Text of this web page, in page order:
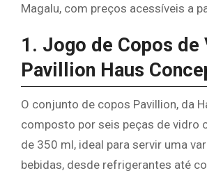
Magalu, com preços acessíveis a
1. Jogo de Copos de
Pavillion Haus
O conjunto de copos Pavillion, da
composto por seis peças de vidro
de 350 ml, ideal para servir uma
bebidas, desde refrigerantes até